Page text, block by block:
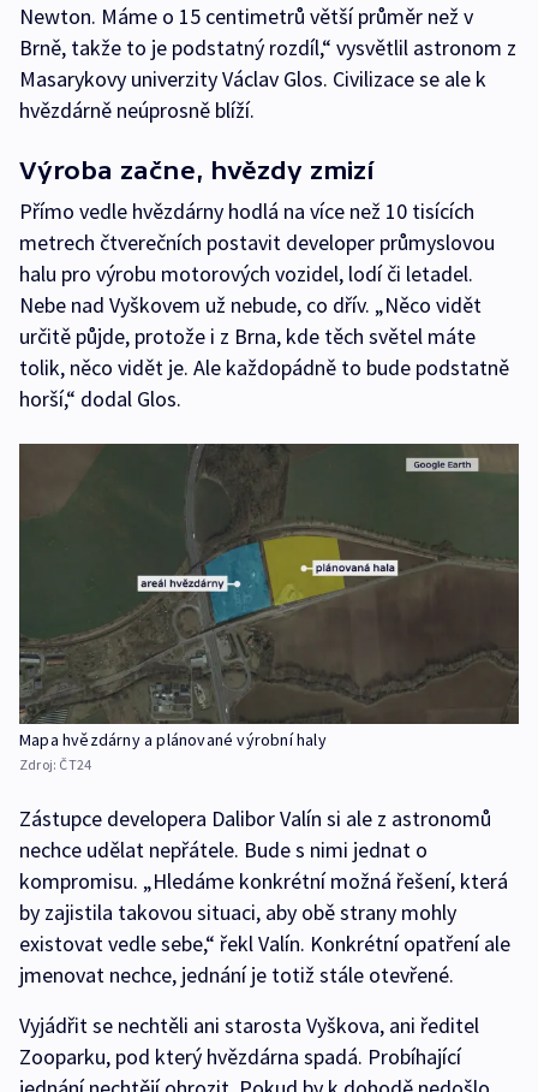
Newton. Máme o 15 centimetrů větší průměr než v
Brně, takže to je podstatný rozdíl,“ vysvětlil astronom z
Masarykovy univerzity Václav Glos. Civilizace se ale k
hvězdárně neúprosně blíží.
Výroba začne, hvězdy zmizí
Přímo vedle hvězdárny hodlá na více než 10 tisících
metrech čtverečních postavit developer průmyslovou
halu pro výrobu motorových vozidel, lodí či letadel.
Nebe nad Vyškovem už nebude, co dřív. „Něco vidět
určitě půjde, protože i z Brna, kde těch světel máte
tolik, něco vidět je. Ale každopádně to bude podstatně
horší,“ dodal Glos.
Mapa hvězdárny a plánované výrobní haly
Zdroj: ČT24
Zástupce developera Dalibor Valín si ale z astronomů
nechce udělat nepřátele. Bude s nimi jednat o
kompromisu. „Hledáme konkrétní možná řešení, která
by zajistila takovou situaci, aby obě strany mohly
existovat vedle sebe,“ řekl Valín. Konkrétní opatření ale
jmenovat nechce, jednání je totiž stále otevřené.
Vyjádřit se nechtěli ani starosta Vyškova, ani ředitel
Zooparku, pod který hvězdárna spadá. Probíhající